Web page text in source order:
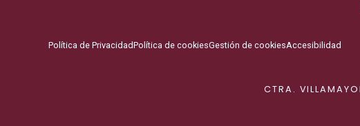
Política de PrivacidadPolítica de cookiesGestión de cookiesAccesibilidad
CTRA.